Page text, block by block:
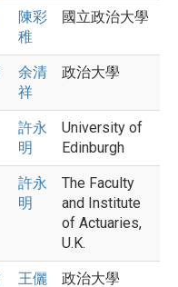
陳彩
稚
國立政治大學
余清
祥
政治大學
許永
明
University of
Edinburgh
許永
明
The Faculty
and Institute
of Actuaries,
U.K.
王儷
政治大學